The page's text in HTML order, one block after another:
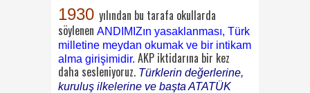
1930 yılından bu tarafa okullarda
söylenen ANDIMIZın yasaklanması, Türk
milletine meydan okumak ve bir intikam
alma girişimidir. AKP iktidarına bir kez
daha sesleniyoruz. Türklerin değerlerine,
kuruluş ilkelerine ve başta ATATÜK